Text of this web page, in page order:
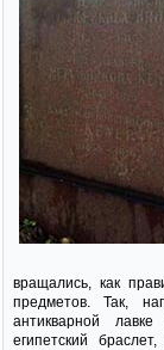
вращались, как
предметов. Так,
антикварной
египетский